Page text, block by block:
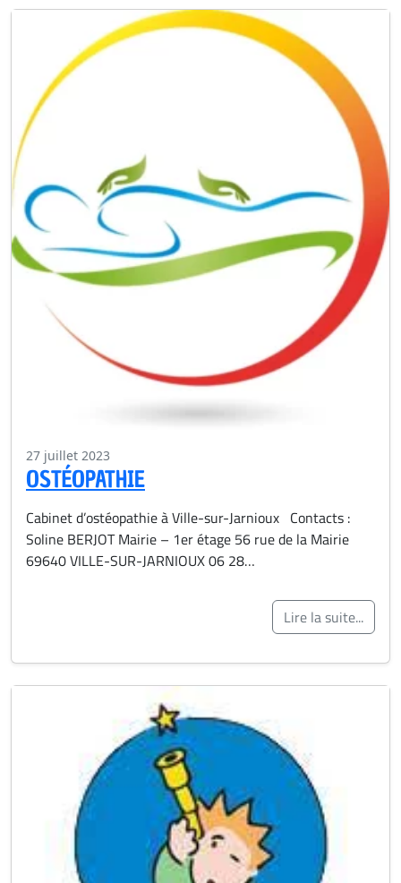
27 juillet 2023
OSTÉOPATHIE
Cabinet d’ostéopathie à Ville-sur-Jarnioux Contacts :
Soline BERJOT Mairie – 1er étage 56 rue de la Mairie
69640 VILLE-SUR-JARNIOUX 06 28…
Lire la suite...